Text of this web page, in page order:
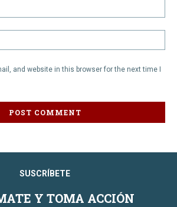
and website in this browser for the next time I
SUSCRÍBETE
Y TOMA ACCIÓN